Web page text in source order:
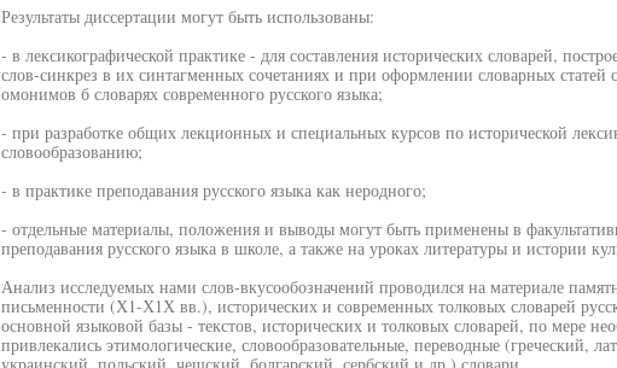
Результаты диссертации могут быть использованы:
- в лексикографической практике - для составления исторических словарей,
слов-синкрез в их синтагменных сочетаниях и при оформлении словарных статей
омонимов б словарях современного русского языка;
- при разработке общих лекционных и специальных курсов по исторической
словообразованию;
- в практике преподавания русского языка как неродного;
- отдельные материалы, положения и выводы могут быть применены в
преподавания русского языка в школе, а также на уроках литературы и истории
Анализ исследуемых нами слов-вкусообозначений проводился на материале
письменности (Х1-Х1Х вв.), исторических и современных толковых словарей
основной языковой базы - текстов, исторических и толковых словарей, по мере
привлекались этимологические, словообразовательные, переводные (греческий,